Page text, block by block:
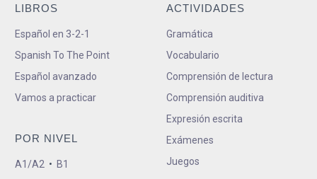
LIBROS
Español en 3-2-1
Spanish To The Point
Español avanzado
Vamos a practicar
POR NIVEL
A1/A2 • B1
ACTIVIDADES
Gramática
Vocabulario
Comprensión de lectura
Comprensión auditiva
Expresión escrita
Exámenes
Juegos